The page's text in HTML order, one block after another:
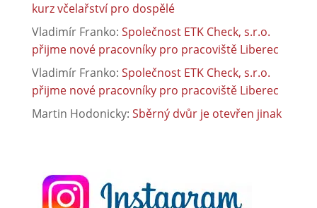
kurz včelařství pro dospělé
Vladimír Franko: Společnost ETK Check, s.r.o.
přijme nové pracovníky pro pracoviště Liberec
Vladimír Franko: Společnost ETK Check, s.r.o.
přijme nové pracovníky pro pracoviště Liberec
Martin Hodonicky: Sběrný dvůr je otevřen jinak